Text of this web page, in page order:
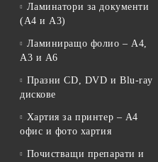
Ламинатори за документи
(A4 и A3)
Ламиниращо фолио – A4,
A3 и A6
Празни CD, DVD и Blu-ray
дискове
Хартия за принтер – A4
офис и фото хартия
Почистващи препарати и